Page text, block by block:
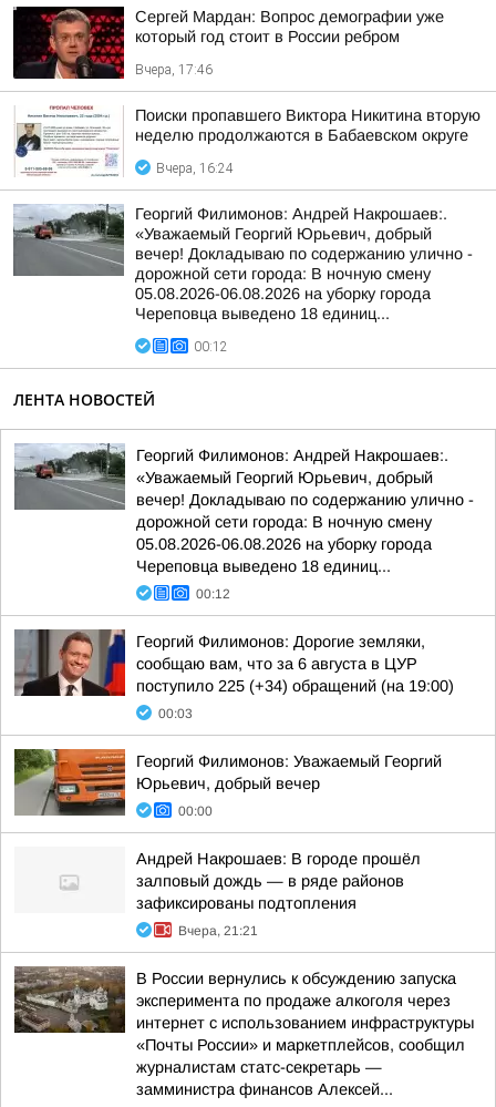
Сергей Мардан: Вопрос демографии уже
который год стоит в России ребром
Вчера, 17:46
Поиски пропавшего Виктора Никитина вторую
неделю продолжаются в Бабаевском округе
Вчера, 16:24
Георгий Филимонов: Андрей Накрошаев:.
«Уважаемый Георгий Юрьевич, добрый
вечер! Докладываю по содержанию улично -
дорожной сети города: В ночную смену
05.08.2026-06.08.2026 на уборку города
Череповца выведено 18 единиц...
00:12
ЛЕНТА НОВОСТЕЙ
Георгий Филимонов: Андрей Накрошаев:.
«Уважаемый Георгий Юрьевич, добрый
вечер! Докладываю по содержанию улично -
дорожной сети города: В ночную смену
05.08.2026-06.08.2026 на уборку города
Череповца выведено 18 единиц...
00:12
Георгий Филимонов: Дорогие земляки,
сообщаю вам, что за 6 августа в ЦУР
поступило 225 (+34) обращений (на 19:00)
00:03
Георгий Филимонов: Уважаемый Георгий
Юрьевич, добрый вечер
00:00
Андрей Накрошаев: В городе прошёл
залповый дождь — в ряде районов
зафиксированы подтопления
Вчера, 21:21
В России вернулись к обсуждению запуска
эксперимента по продаже алкоголя через
интернет с использованием инфраструктуры
«Почты России» и маркетплейсов, сообщил
журналистам статс-секретарь —
замминистра финансов Алексей...